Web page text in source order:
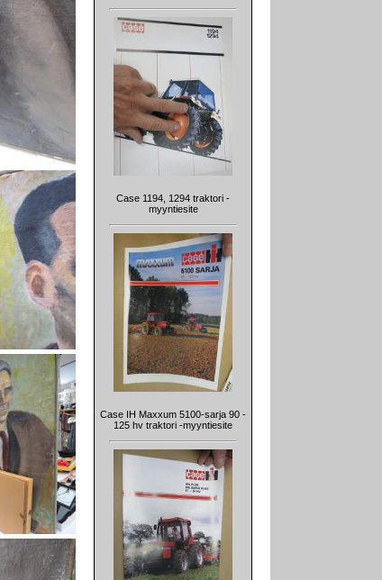
Case 1194, 1294 traktori -
myyntiesite
Case IH Maxxum 5100-sarja 90 -
125 hv traktori -myyntiesite